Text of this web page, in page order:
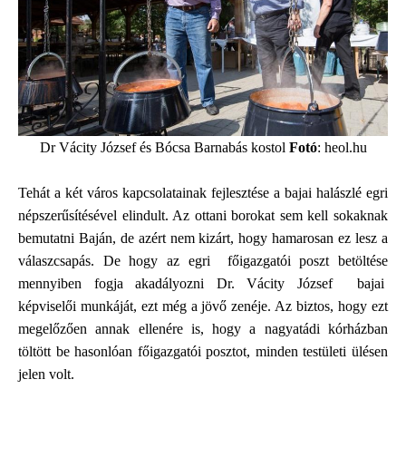
Dr Vácity József és Bócsa Barnabás kostol Fotó: heol.hu
Tehát a két város kapcsolatainak fejlesztése a bajai halászlé egri
népszerűsítésével elindult. Az ottani borokat sem kell sokaknak
bemutatni Baján, de azért nem kizárt, hogy hamarosan ez lesz a
válaszcsapás. De hogy az egri főigazgatói poszt betöltése
mennyiben fogja akadályozni Dr. Vácity József bajai
képviselői munkáját, ezt még a jövő zenéje. Az biztos, hogy ezt
megelőzően annak ellenére is, hogy a nagyatádi kórházban
töltött be hasonlóan főigazgatói posztot, minden testületi ülésen
jelen volt.